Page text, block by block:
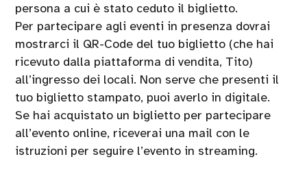
persona a cui è stato ceduto il biglietto.
Per partecipare agli eventi in presenza dovrai
mostrarci il QR-Code del tuo biglietto (che hai
ricevuto dalla piattaforma di vendita, Tito)
all’ingresso dei locali. Non serve che presenti il
tuo biglietto stampato, puoi averlo in digitale.
Se hai acquistato un biglietto per partecipare
all’evento online, riceverai una mail con le
istruzioni per seguire l’evento in streaming.